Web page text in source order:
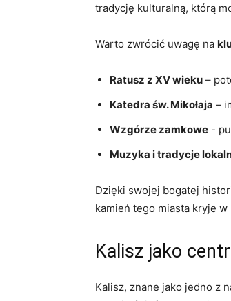
tradycję kulturalną, ‍którą
Warto zwrócić ‍uwagę na‌
Ratusz z XV wieku –
Katedra ‌św.‍ Mikołaja –
Wzgórze zamkowe -⁤
Muzyka i ​tradycje
Dzięki swojej bogatej
kamień tego miasta kryje
Kalisz jako
Kalisz, znane jako jedno z